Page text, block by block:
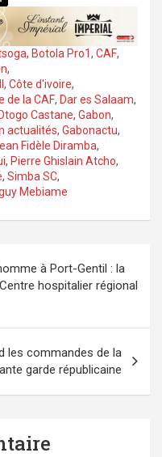
, Botola Pro1, CAF,
,
, Côte d'ivoire,
de la CAF, Dar es Salaam,
Castane, Gabon,
actualités, Gabonactu,
Fidèle Diramba,
, Pierre Ghislain Atcho,
, Simba SC,
Mebiame
à Port-Gentil : la
hospitalier régional
les commandes de la
garde républicaine